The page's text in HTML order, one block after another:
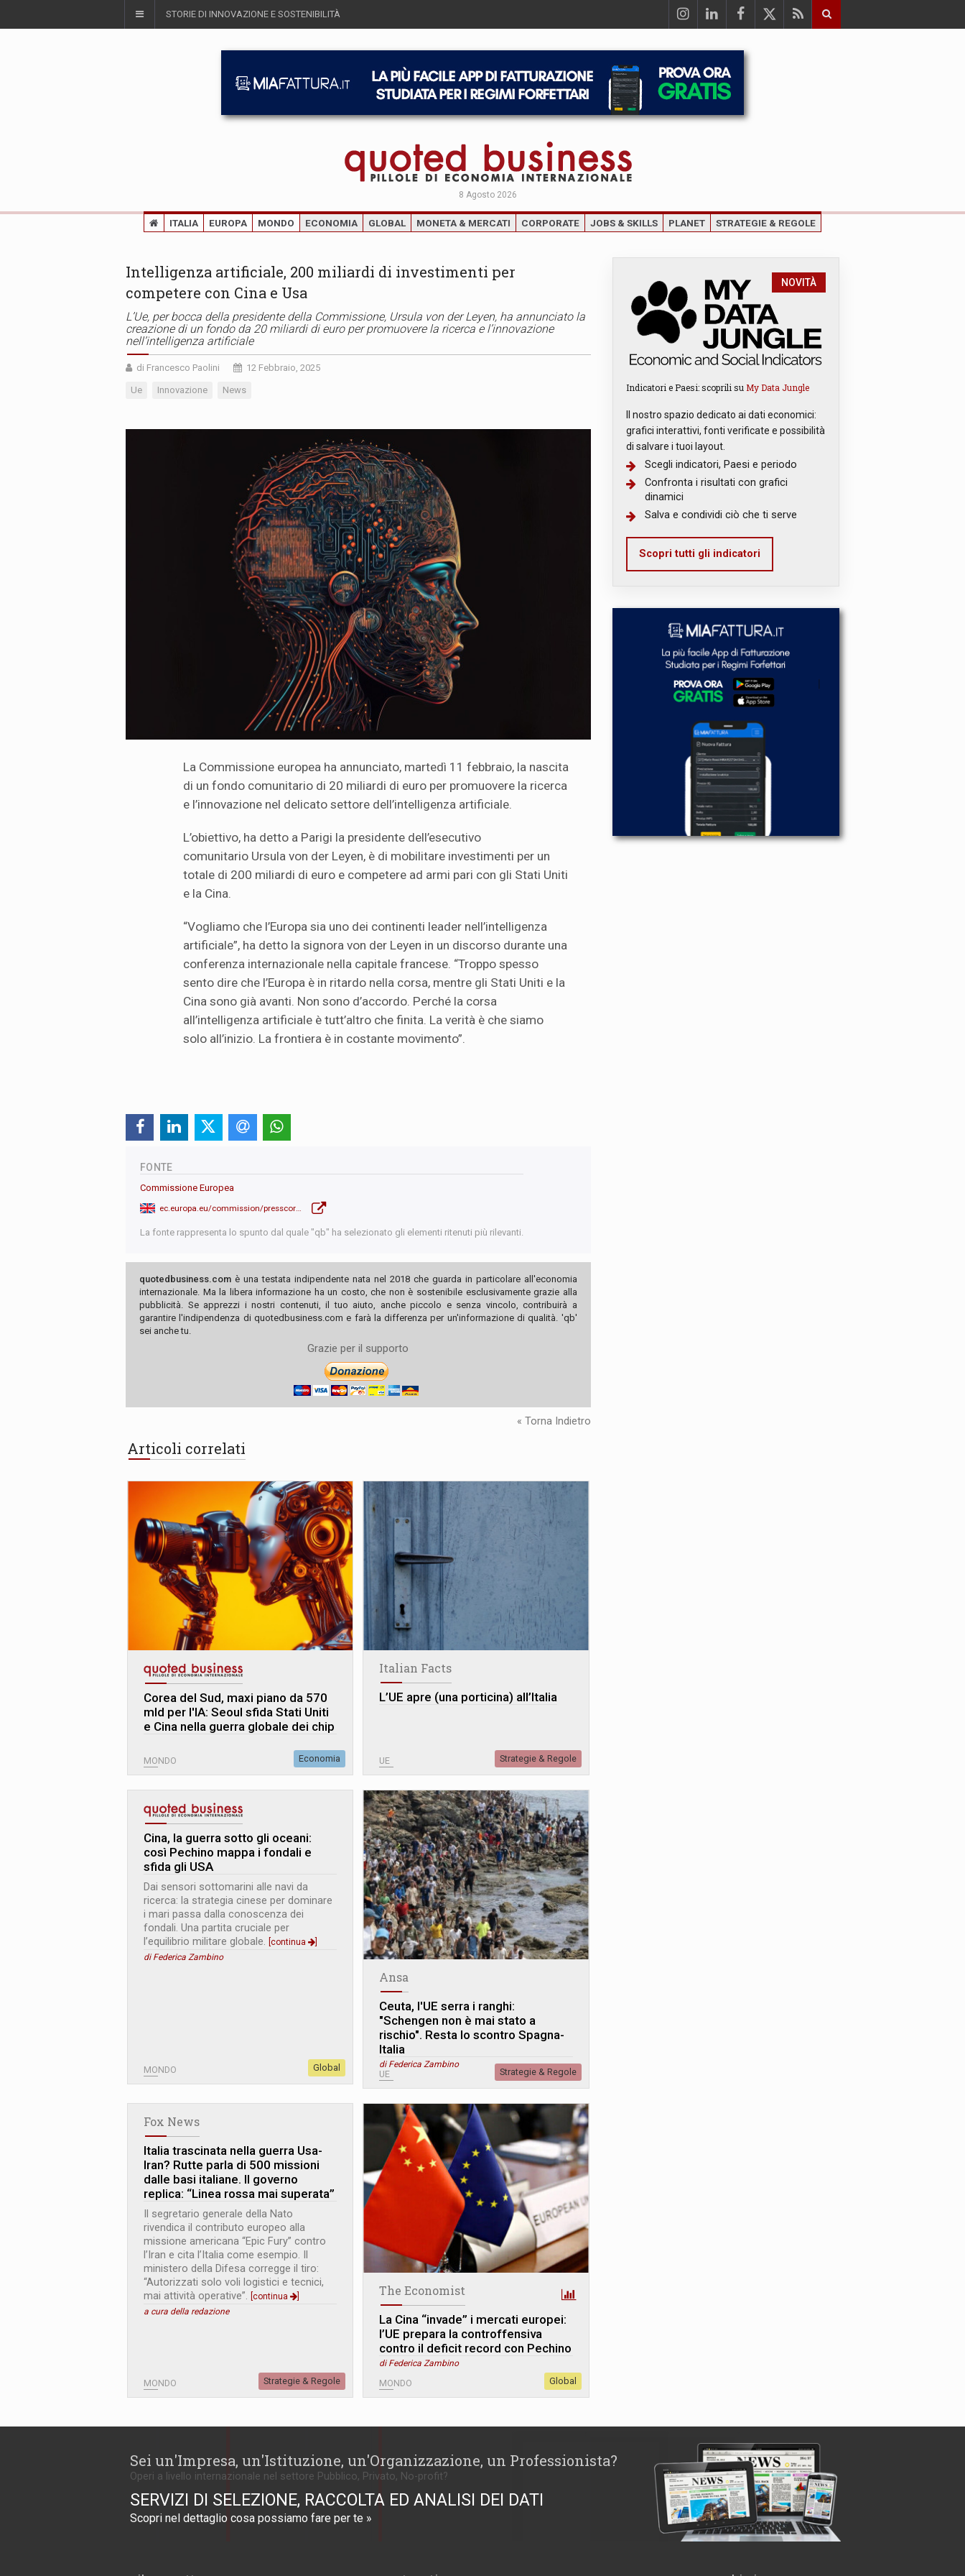
STORIE DI INNOVAZIONE E SOSTENIBILITÀ
8 Agosto 2026
ITALIA EUROPA MONDO ECONOMIA GLOBAL MONETA & MERCATI CORPORATE JOBS & SKILLS PLANET STRATEGIE & REGOLE
Intelligenza artificiale, 200 miliardi di investimenti per
competere con Cina e Usa
L’Ue, per bocca della presidente della Commissione, Ursula von der Leyen, ha annunciato la
creazione di un fondo da 20 miliardi di euro per promuovere la ricerca e l’innovazione
nell’intelligenza artificiale
di Francesco Paolini 12 Febbraio, 2025
Ue Innovazione News
La Commissione europea ha annunciato, martedì 11 febbraio, la nascita
di un fondo comunitario di 20 miliardi di euro per promuovere la ricerca
e l’innovazione nel delicato settore dell’intelligenza artificiale.
L’obiettivo, ha detto a Parigi la presidente dell’esecutivo
comunitario Ursula von der Leyen, è di mobilitare investimenti per un
totale di 200 miliardi di euro e competere ad armi pari con gli Stati Uniti
e la Cina.
“Vogliamo che l’Europa sia uno dei continenti leader nell’intelligenza
artificiale”, ha detto la signora von der Leyen in un discorso durante una
conferenza internazionale nella capitale francese. “Troppo spesso
sento dire che l’Europa è in ritardo nella corsa, mentre gli Stati Uniti e la
Cina sono già avanti. Non sono d’accordo. Perché la corsa
all’intelligenza artificiale è tutt’altro che finita. La verità è che siamo
solo all’inizio. La frontiera è in costante movimento”.
FONTE
Commissione Europea
La fonte rappresenta lo spunto dal quale "qb" ha selezionato gli elementi ritenuti più rilevanti.
quotedbusiness.com è una testata indipendente nata nel 2018 che guarda in particolare all'economia
internazionale. Ma la libera informazione ha un costo, che non è sostenibile esclusivamente grazie alla
pubblicità. Se apprezzi i nostri contenuti, il tuo aiuto, anche piccolo e senza vincolo, contribuirà a
garantire l'indipendenza di quotedbusiness.com e farà la differenza per un'informazione di qualità. 'qb'
sei anche tu.
Grazie per il supporto
« Torna Indietro
Articoli correlati
Corea del Sud, maxi piano da 570
mld per l'IA: Seoul sfida Stati Uniti
e Cina nella guerra globale dei chip
MONDO Economia
Italian Facts
L’UE apre (una porticina) all’Italia
UE Strategie & Regole
Cina, la guerra sotto gli oceani:
così Pechino mappa i fondali e
sfida gli USA
Dai sensori sottomarini alle navi da
ricerca: la strategia cinese per dominare
i mari passa dalla conoscenza dei
fondali. Una partita cruciale per
l’equilibrio militare globale. [continua
di Federica Zambino
MONDO Global
Ansa
Ceuta, l'UE serra i ranghi:
"Schengen non è mai stato a
rischio". Resta lo scontro Spagna-
Italia
di Federica Zambino
UE Strategie & Regole
Fox News
Italia trascinata nella guerra Usa-
Iran? Rutte parla di 500 missioni
dalle basi italiane. Il governo
replica: “Linea rossa mai superata”
Il segretario generale della Nato
rivendica il contributo europeo alla
missione americana “Epic Fury” contro
l’Iran e cita l’Italia come esempio. Il
ministero della Difesa corregge il tiro:
“Autorizzati solo voli logistici e tecnici,
mai attività operative”. [continua
a cura della redazione
MONDO Strategie & Regole
The Economist
La Cina “invade” i mercati europei:
l’UE prepara la controffensiva
contro il deficit record con Pechino
di Federica Zambino
MONDO Global
NOVITÀ
Indicatori e Paesi: scoprili su My Data Jungle
Il nostro spazio dedicato ai dati economici:
grafici interattivi, fonti verificate e possibilità
di salvare i tuoi layout.
Scegli indicatori, Paesi e periodo
Confronta i risultati con grafici
dinamici
Salva e condividi ciò che ti serve
Scopri tutti gli indicatori
Sei un'Impresa, un'Istituzione, un'Organizzazione, un Professionista?
Operi a livello internazionale nel settore Pubblico, Privato, No-profit?
SERVIZI DI SELEZIONE, RACCOLTA ED ANALISI DEI DATI
Scopri nel dettaglio cosa possiamo fare per te »